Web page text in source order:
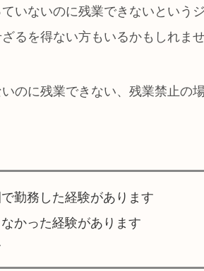
いないのに残業できないという
るを得ない方もいるかもしれませ
のに残業できない、残業禁止の
勤務した経験があります
かった経験があります